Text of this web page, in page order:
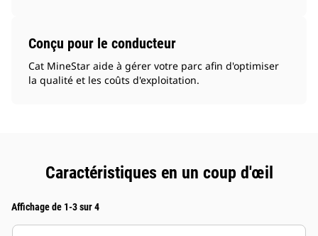
Conçu pour le conducteur
Cat MineStar aide à gérer votre parc afin d'optimiser
la qualité et les coûts d'exploitation.
Caractéristiques en un coup d'œil
Affichage de 1-3 sur 4